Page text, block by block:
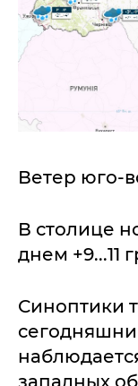
Ветер юго-
В столице
днем +9...11
Синоптики